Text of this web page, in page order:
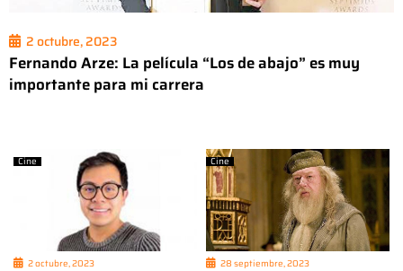
2 octubre, 2023
Fernando Arze: La película “Los de abajo” es muy
importante para mi carrera
Cine
2 octubre, 2023
Cine
28 septiembre, 2023